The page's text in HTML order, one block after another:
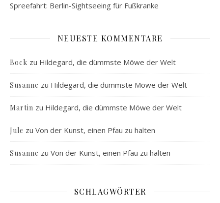
Spreefahrt: Berlin-Sightseeing für Fußkranke
NEUESTE KOMMENTARE
Bock zu Hildegard, die dümmste Möwe der Welt
Susanne zu Hildegard, die dümmste Möwe der Welt
Martin zu Hildegard, die dümmste Möwe der Welt
Jule zu Von der Kunst, einen Pfau zu halten
Susanne zu Von der Kunst, einen Pfau zu halten
SCHLAGWÖRTER